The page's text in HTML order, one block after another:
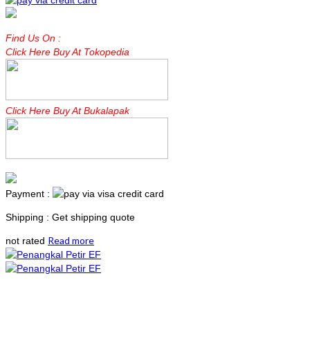
Find Us On :
Click Here Buy At Tokopedia
Click Here Buy At Bukalapak
Payment :
Shipping : Get shipping quote
not rated Read more